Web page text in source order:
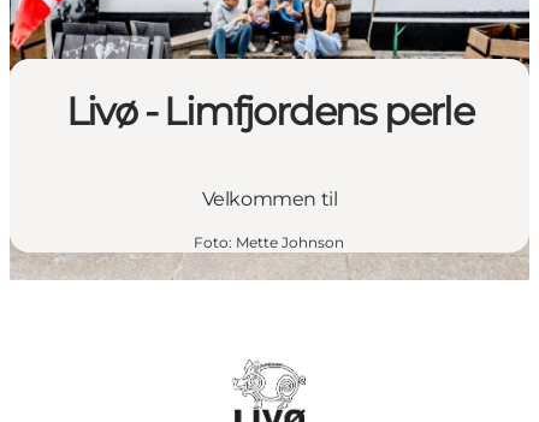
Livø - Limfjordens perle
Velkommen til
Foto: Mette Johnson